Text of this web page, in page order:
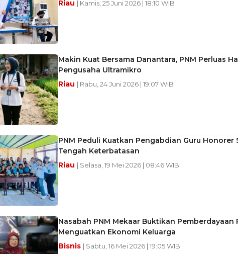
Riau | Kamis, 25 Juni 2026 | 18:10 WIB
Makin Kuat Bersama Danantara, PNM Perluas
Pengusaha Ultramikro
Riau | Rabu, 24 Juni 2026 | 19:07 WIB
PNM Peduli Kuatkan Pengabdian Guru Honorer
Tengah Keterbatasan
Riau | Selasa, 19 Mei 2026 | 08:46 WIB
Nasabah PNM Mekaar Buktikan Pemberdayaan
Menguatkan Ekonomi Keluarga
Bisnis | Sabtu, 16 Mei 2026 | 19:05 WIB